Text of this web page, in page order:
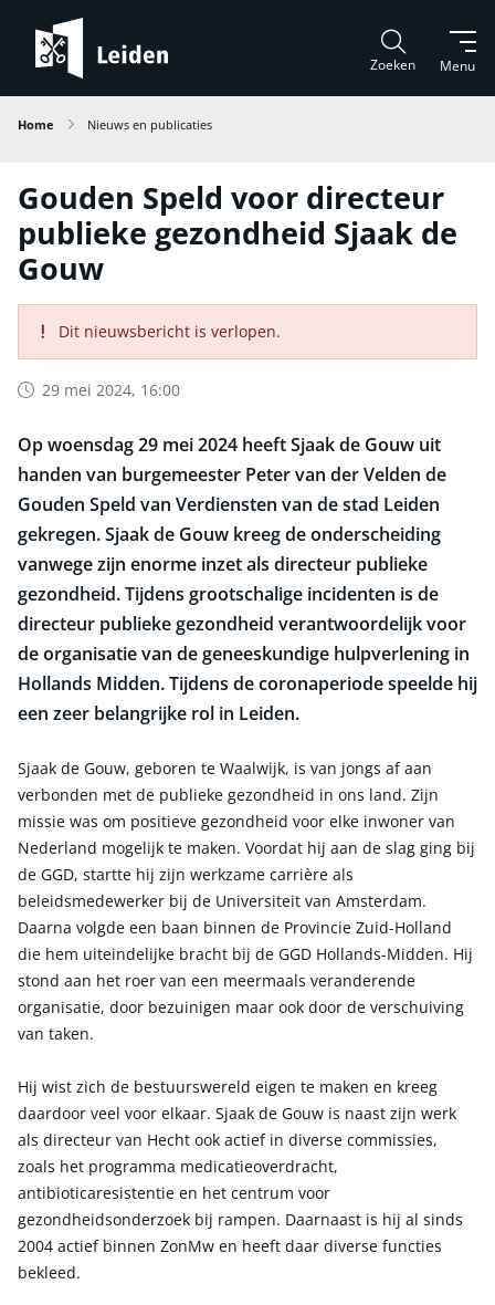
Menu
Zoeken
Home Nieuws en publicaties
Gouden Speld voor directeur
publieke gezondheid Sjaak de
Gouw
Dit nieuwsbericht is verlopen.
29 mei 2024, 16:00
Op woensdag 29 mei 2024 heeft Sjaak de Gouw uit
handen van burgemeester Peter van der Velden de
Gouden Speld van Verdiensten van de stad Leiden
gekregen. Sjaak de Gouw kreeg de onderscheiding
vanwege zijn enorme inzet als directeur publieke
gezondheid. Tijdens grootschalige incidenten is de
directeur publieke gezondheid verantwoordelijk voor
de organisatie van de geneeskundige hulpverlening in
Hollands Midden. Tijdens de coronaperiode speelde hij
een zeer belangrijke rol in Leiden.
Sjaak de Gouw, geboren te Waalwijk, is van jongs af aan
verbonden met de publieke gezondheid in ons land. Zijn
missie was om positieve gezondheid voor elke inwoner van
Nederland mogelijk te maken. Voordat hij aan de slag ging bij
de GGD, startte hij zijn werkzame carrière als
beleidsmedewerker bij de Universiteit van Amsterdam.
Daarna volgde een baan binnen de Provincie Zuid-Holland
die hem uiteindelijke bracht bij de GGD Hollands-Midden. Hij
stond aan het roer van een meermaals veranderende
organisatie, door bezuinigen maar ook door de verschuiving
van taken.
Hij wist zich de bestuurswereld eigen te maken en kreeg
daardoor veel voor elkaar. Sjaak de Gouw is naast zijn werk
als directeur van Hecht ook actief in diverse commissies,
zoals het programma medicatieoverdracht,
antibioticaresistentie en het centrum voor
gezondheidsonderzoek bij rampen. Daarnaast is hij al sinds
2004 actief binnen ZonMw en heeft daar diverse functies
bekleed.